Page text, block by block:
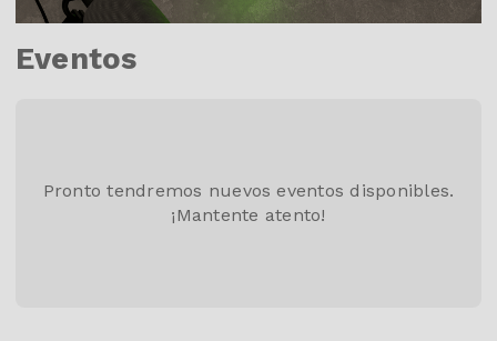
Eventos
Pronto tendremos nuevos eventos disponibles.
¡Mantente atento!